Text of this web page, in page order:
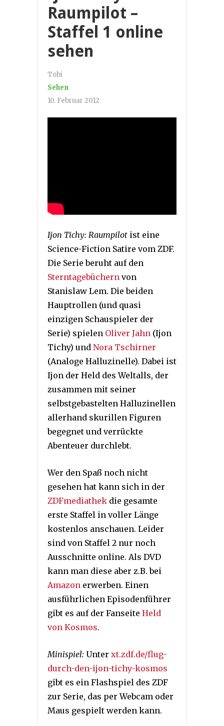
Raumpilot –
Staffel 1 online
sehen
Tobi
Sehen
10. Februar 2012
Ijon Tichy: Raumpilot ist eine
Science-Fiction Satire vom ZDF.
Die Serie beruht auf den
Sterntagebüchern von
Stanislaw Lem. Die beiden
Hauptrollen (und quasi
einzigen Schauspieler der
Serie) spielen Oliver Jahn (Ijon
Tichy) und Nora Tschirner
(Analoge Halluzinelle). Dabei ist
Ijon der Held des Weltalls, der
zusammen mit seiner
selbstgebastelten Halluzinellen
allerhand skurillen Figuren
begegnet und verrückte
Abenteuer durchlebt.
Wer den Spaß noch nicht
gesehen hat kann sich in der
ZDFmediathek die gesamte
erste Staffel in voller Länge
kostenlos anschauen. Leider
sind von Staffel 2 nur noch
Ausschnitte online. Als DVD
kann man diese aber z.B. bei
Amazon erwerben. Einen
ausführlichen Episodenführer
gibt es auf der Fanseite Held
von Kosmos.
Minispiel: Unter xt.zdf.de/flug-
durch-den-ijon-tichy-kosmos
gibt es ein Flashspiel des ZDF
zur Serie, das per Webcam oder
Maus gespielt werden kann.